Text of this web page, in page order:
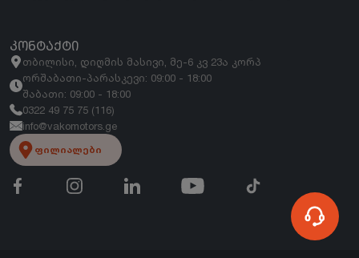
ᲙᲝᲜᲢᲐᲥᲢᲘ
თბილისი, დიღმის მასივი, მე-6 კვ 23ა კორპ
ორშაბათი-პარასკევი: 09:00 - 18:00
შაბათი: 09:00 - 18:00
0322 49 75 75 (116)
info@vakomotors.ge
ფილიალები